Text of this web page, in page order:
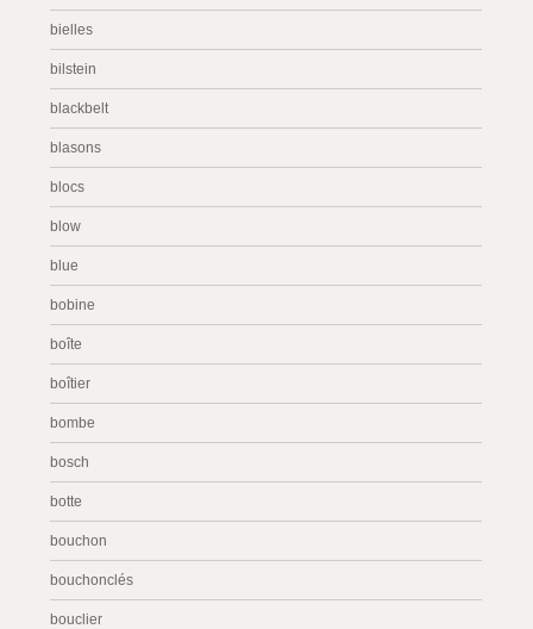
bielles
bilstein
blackbelt
blasons
blocs
blow
blue
bobine
boîte
boîtier
bombe
bosch
botte
bouchon
bouchonclés
bouclier